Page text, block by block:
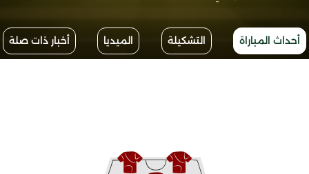
أحداث المباراة التشكيلة الميديا أخبار ذات صلة